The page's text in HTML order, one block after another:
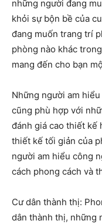
những người đang
khỏi sự bộn bề của
đang muốn trang trí
phòng nào khác
mang đến cho bạn
Những người am
cũng phù hợp với
đánh giá cao thiết kế
thiết kế tối giản của
người am hiểu công
cách phong cách và
Cư dân thành thị:
dân thành thị, những